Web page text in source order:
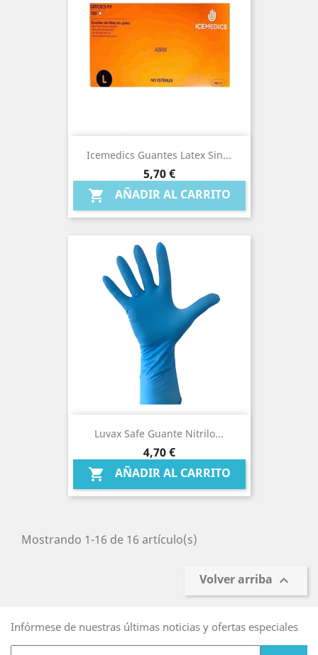
Icemedics Guantes Latex Sin...
Precio
5,70 €
 AÑADIR AL CARRITO
Luvax Safe Guante Nitrilo...
Precio
4,70 €
 AÑADIR AL CARRITO
Mostrando 1-16 de 16 artículo(s)
Volver arriba 
Infórmese de nuestras últimas noticias y ofertas especiales